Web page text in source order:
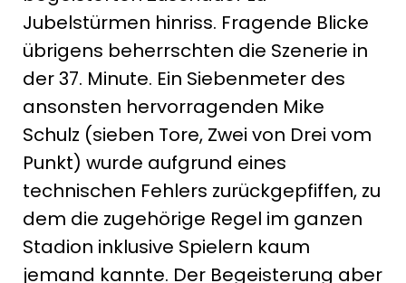
Jubelstürmen hinriss. Fragende Blicke
übrigens beherrschten die Szenerie in
der 37. Minute. Ein Siebenmeter des
ansonsten hervorragenden Mike
Schulz (sieben Tore, Zwei von Drei vom
Punkt) wurde aufgrund eines
technischen Fehlers zurückgepfiffen, zu
dem die zugehörige Regel im ganzen
Stadion inklusive Spielern kaum
jemand kannte. Der Begeisterung aber